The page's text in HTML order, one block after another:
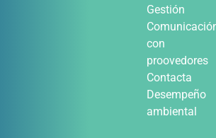
Gestión
con
proovedores
Contacta
Desempeño
ambiental